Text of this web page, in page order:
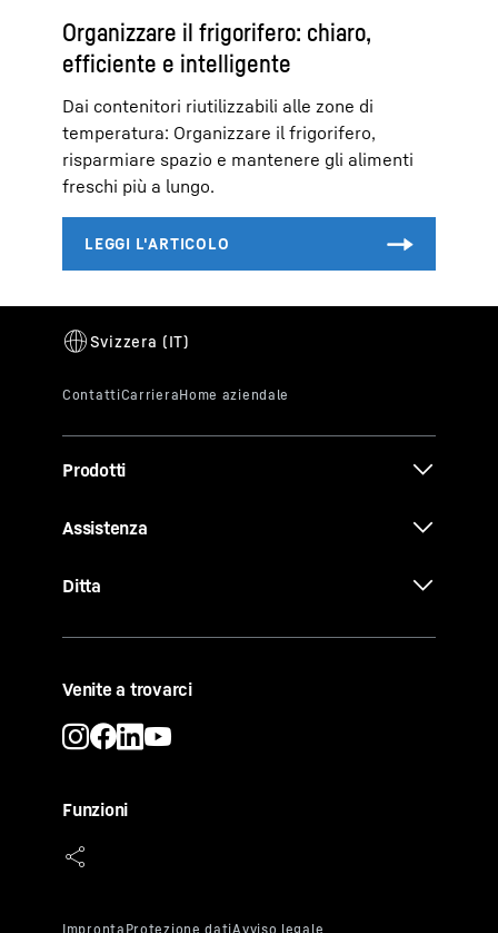
Organizzare il frigorifero: chiaro,
efficiente e intelligente
Dai contenitori riutilizzabili alle zone di
temperatura: Organizzare il frigorifero,
risparmiare spazio e mantenere gli alimenti
freschi più a lungo.
Prodotti
Assistenza
Ditta
Venite a trovarci
Funzioni